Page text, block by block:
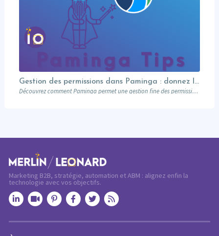
Gestion des permissions dans Paminga : donnez les bons droits aux bonnes personnes
Découvrez comment Paminga permet une gestion fine des permissions : rôles, équipes, workspaces et contrôle au niveau des champs. Sécurisez votre marketing automation.
Marketing B2B, stratégie, automation et ABM : alignez enfin la
technologie avec vos objectifs.